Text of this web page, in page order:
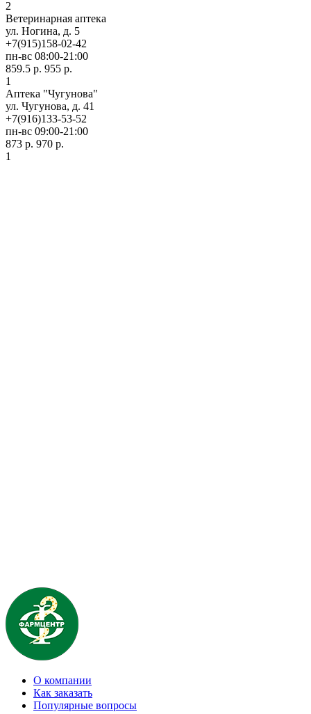
2
Ветеринарная аптека
ул. Ногина, д. 5
+7(915)158-02-42
пн-вс 08:00-21:00
859.5 р. 955 р.
1
Аптека "Чугунова"
ул. Чугунова, д. 41
+7(916)133-53-52
пн-вс 09:00-21:00
873 р. 970 р.
1
О компании
Как заказать
Популярные вопросы